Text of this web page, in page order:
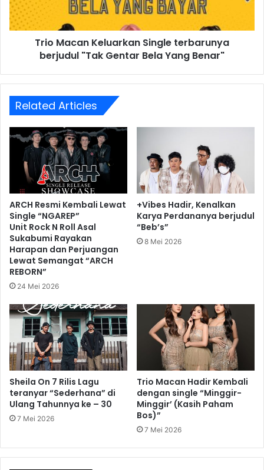
Trio Macan Keluarkan Single terbarunya
berjudul "Tak Gentar Bela Yang Benar"
Related Articles
ARCH Resmi Kembali Lewat
Single “NGAREP”
Unit Rock N Roll Asal
Sukabumi Rayakan
Harapan dan Perjuangan
Lewat Semangat “ARCH
REBORN”
24 Mei 2026
+Vibes Hadir, Kenalkan
Karya Perdananya berjudul
“Beb’s”
8 Mei 2026
Sheila On 7 Rilis Lagu
teranyar “Sederhana” di
Ulang Tahunnya ke – 30
7 Mei 2026
Trio Macan Hadir Kembali
dengan single “Minggir-
Minggir’ (Kasih Paham
Bos)”
7 Mei 2026